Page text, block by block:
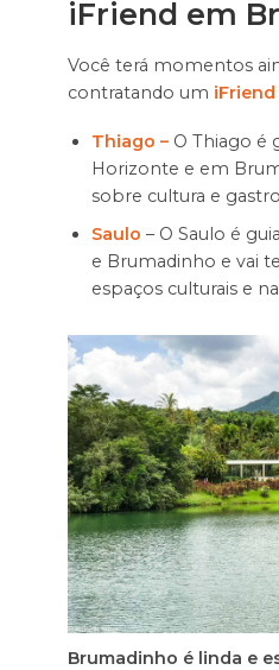
iFriend em
Você terá momentos
contratando um
Thiago – O Thiago é
Horizonte e em
sobre cultura e
Saulo – O Saulo é
e Brumadinho e vai
espaços culturais e
Brumadinho é linda e